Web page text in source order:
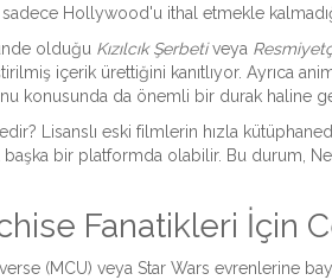
sadece Hollywood'u ithal etmekle
olduğu Kızılcık Şerbetiveya
içerik ürettiğini kanıtlıyor. Ayrıca
konusunda da önemli bir durak haline
Lisanslı eski filmlerin hızla
bir platformda olabilir. Bu durum,
Fanatikleri İçin
(MCU) veya Star Wars evrenlerine